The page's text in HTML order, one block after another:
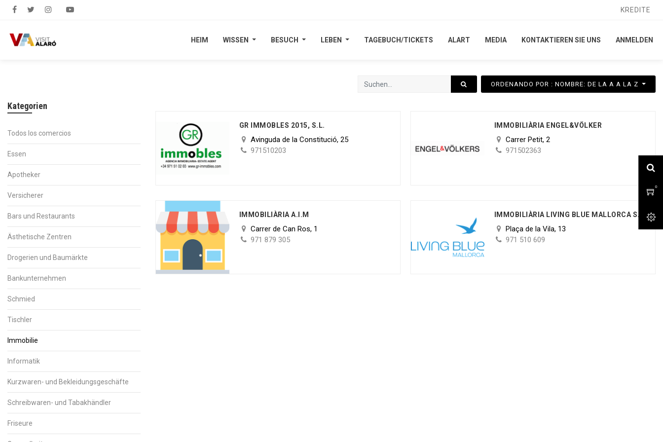
KREDITE
0
HEIM WISSEN BESUCH LEBEN TAGEBUCH/TICKETS ALART MEDIA KONTAKTIEREN SIE UNS ANMELDEN
KREDITE
0
HEIM WISSEN BESUCH LEBEN TAGEBUCH/TICKETS ALART MEDIA KONTAKTIEREN SIE UNS ANMELDEN
ORDENANDO POR : NOMBRE: DE LA A A LA Z
Kategorien
Todos los comercios
Essen
Apotheker
Versicherer
Bars und Restaurants
Ästhetische Zentren
Drogerien und Baumärkte
Bankunternehmen
Schmied
Tischler
Immobilie
Informatik
Kurzwaren- und Bekleidungsgeschäfte
Schreibwaren- und Tabakhändler
Friseure
GR IMMOBLES 2015, S.L.
Avinguda de la Constitució, 25
971510203
IMMOBILIÀRIA ENGEL&VÖLKER
Carrer Petit, 2
971502363
IMMOBILIÀRIA A.I.M
Carrer de Can Ros, 1
971 879 305
Plaça de la Vila, 13
971 510 609